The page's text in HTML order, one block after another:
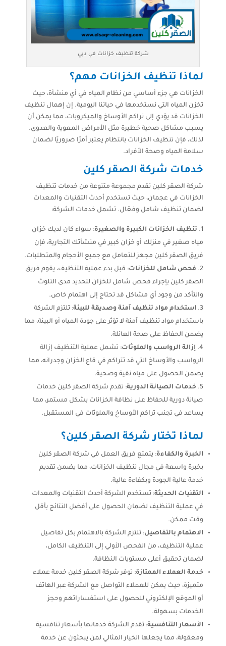
شركة تنظيف خزانات في دبي
لماذا تنظيف الخزانات مهم؟
الخزانات هي جزء أساسي من نظام المياه في أي منشأة، حيث
تخزن المياه التي نستخدمها في حياتنا اليومية. إن إهمال تنظيف
الخزانات قد يؤدي إلى تراكم الأوساخ والميكروبات، مما يمكن أن
يسبب مشاكل صحية خطيرة مثل الأمراض المعوية والعدوى.
لذلك، فإن تنظيف الخزانات بانتظام يعتبر أمرًا ضروريًا لضمان
سلامة المياه وصحة الأفراد.
خدمات شركة الصقر كلين
شركة الصقر كلين تقدم مجموعة متنوعة من خدمات تنظيف
الخزانات في عجمان، حيث تستخدم أحدث التقنيات والمعدات
لضمان تنظيف شامل وفعّال. تشمل خدمات الشركة:
تنظيف الخزانات الكبيرة والصغيرة: سواء كان لديك خزان
مياه صغير في منزلك أو خزان كبير في منشأتك التجارية، فإن
فريق الصقر كلين مجهز للتعامل مع جميع الأحجام والمتطلبات.
فحص شامل للخزانات: قبل بدء عملية التنظيف، يقوم فريق
الصقر كلين بإجراء فحص شامل للخزان لتحديد مدى التلوث
والتأكد من وجود أي مشاكل قد تحتاج إلى اهتمام خاص.
استخدام مواد تنظيف آمنة وصديقة للبيئة: تلتزم الشركة
باستخدام مواد تنظيف آمنة لا تؤثر على جودة المياه أو البيئة، مما
يضمن الحفاظ على صحة العائلة.
إزالة الرواسب والملوثات: تشمل عملية التنظيف إزالة
الرواسب والأوساخ التي قد تتراكم في قاع الخزان وجدرانه، مما
يضمن الحصول على مياه نقية وصحية.
خدمات الصيانة الدورية: تقدم شركة الصقر كلين خدمات
صيانة دورية للحفاظ على نظافة الخزانات بشكل مستمر، مما
يساعد في تجنب تراكم الأوساخ والملوثات في المستقبل.
لماذا تختار شركة الصقر كلين؟
الخبرة والكفاءة: يتمتع فريق العمل في شركة الصقر كلين
بخبرة واسعة في مجال تنظيف الخزانات، مما يضمن تقديم
خدمة عالية الجودة وبكفاءة عالية.
التقنيات الحديثة: تستخدم الشركة أحدث التقنيات والمعدات
في عملية التنظيف لضمان الحصول على أفضل النتائج بأقل
وقت ممكن.
الاهتمام بالتفاصيل: تلتزم الشركة بالاهتمام بكل تفاصيل
عملية التنظيف، من الفحص الأولي إلى التنظيف الكامل،
لضمان تحقيق أعلى مستويات النظافة.
خدمة العملاء الممتازة: توفر شركة الصقر كلين خدمة عملاء
متميزة، حيث يمكن للعملاء التواصل مع الشركة عبر الهاتف
أو الموقع الإلكتروني للحصول على استفساراتهم وحجز
الخدمات بسهولة.
الأسعار التنافسية: تقدم الشركة خدماتها بأسعار تنافسية
ومعقولة، مما يجعلها الخيار المثالي لمن يبحثون عن خدمة